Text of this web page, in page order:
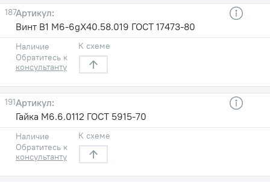
187
Винт В1 М6-6gХ40.58.019 ГОСТ 17473-80
Наличие
Обратитесь к
консультанту
К схеме
191
Гайка М6.6.0112 ГОСТ 5915-70
Наличие
Обратитесь к
консультанту
К схеме